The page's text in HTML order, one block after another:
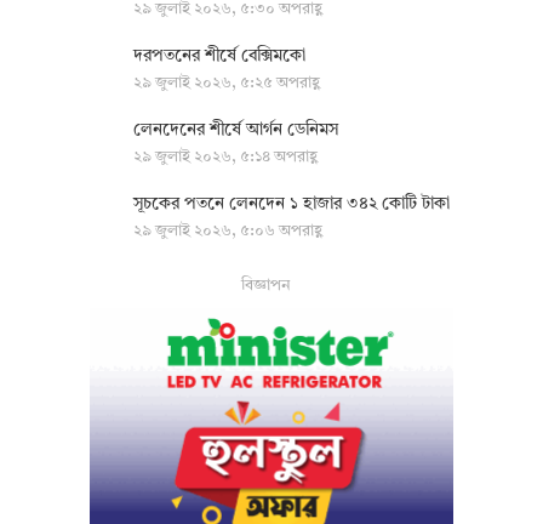
২৯ জুলাই ২০২৬, ৫:৩০ অপরাহ্ণ
দরপতনের শীর্ষে বেক্সিমকো
২৯ জুলাই ২০২৬, ৫:২৫ অপরাহ্ণ
লেনদেনের শীর্ষে আর্গন ডেনিমস
২৯ জুলাই ২০২৬, ৫:১৪ অপরাহ্ণ
সূচকের পতনে লেনদেন ১ হাজার ৩৪২ কোটি টাকা
২৯ জুলাই ২০২৬, ৫:০৬ অপরাহ্ণ
বিজ্ঞাপন